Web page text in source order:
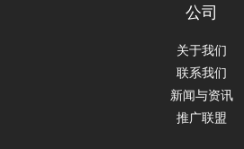
公司
关于我们
联系我们
新闻与资讯
推广联盟